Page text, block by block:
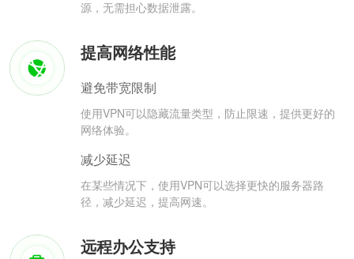
源，无需担心数据泄露。
提高网络性能
避免带宽限制
使用VPN可以隐藏流量类型，防止限速，提供更好的
网络体验。
减少延迟
在某些情况下，使用VPN可以选择更快的服务器路
径，减少延迟，提高网速。
远程办公支持